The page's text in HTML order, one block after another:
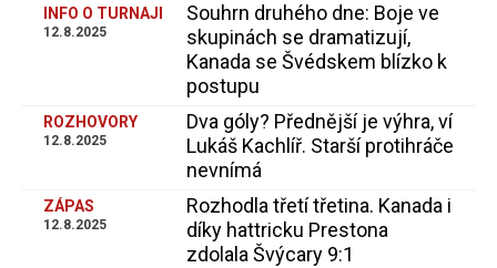
INFO O TURNAJI
12.8.2025
Souhrn druhého dne: Boje ve
skupinách se dramatizují,
Kanada se Švédskem blízko k
postupu
ROZHOVORY
12.8.2025
Dva góly? Přednější je výhra, ví
Lukáš Kachlíř. Starší protihráče
nevnímá
ZÁPAS
12.8.2025
Rozhodla třetí třetina. Kanada i
díky hattricku Prestona
zdolala Švýcary 9:1